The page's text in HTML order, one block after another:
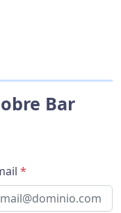
Bar
*